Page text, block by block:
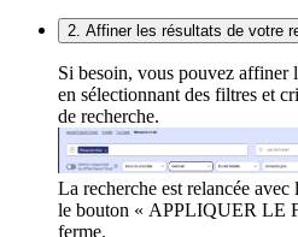
2. Affiner les résultats de votre
Si besoin, vous pouvez affiner
en sélectionnant des filtres et
de recherche.
La recherche est relancée
le bouton « APPLIQUER LE
ferme.